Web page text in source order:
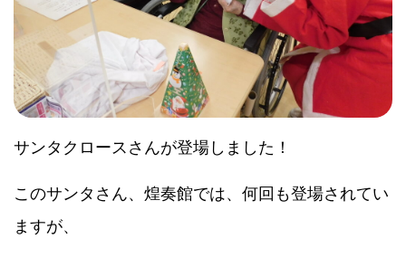
サンタクロースさんが登場しました！
このサンタさん、煌奏館では、何回も登場されてい
ますが、